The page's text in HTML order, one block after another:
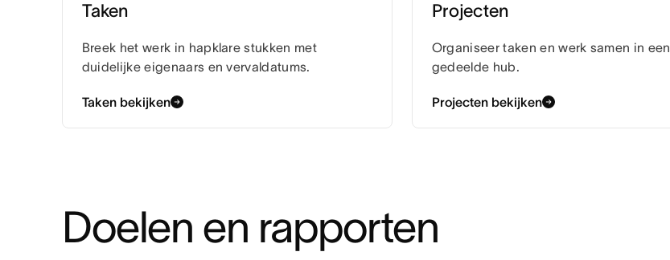
Taken
Breek het werk in hapklare stukken met
duidelijke eigenaars en vervaldatums.
Taken bekijken
Projecten
Organiseer taken en werk samen in een
gedeelde hub.
Projecten bekijken
Doelen en rapporten